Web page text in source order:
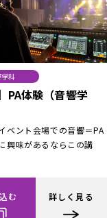
学科
PA体験（音響学
ベント会場での音響＝PA
興味があるならこの講
む 詳しく見る